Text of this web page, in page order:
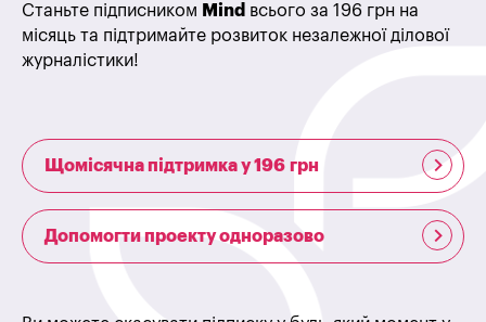
Станьте підписником Mind всього за 196 грн на
місяць та підтримайте розвиток незалежної ділової
журналістики!
Щомісячна підтримка у 196 грн
Допомогти проекту одноразово